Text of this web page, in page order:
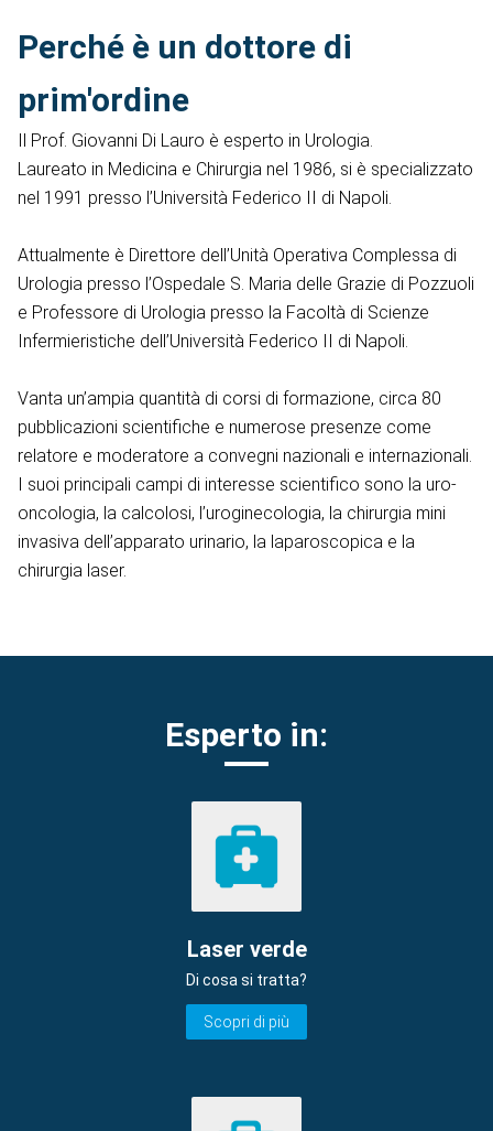
Perché è un dottore di
prim'ordine
Il Prof. Giovanni Di Lauro è esperto in Urologia.
Laureato in Medicina e Chirurgia nel 1986, si è specializzato
nel 1991 presso l’Università Federico II di Napoli.
Attualmente è Direttore dell’Unità Operativa Complessa di
Urologia presso l’Ospedale S. Maria delle Grazie di Pozzuoli
e Professore di Urologia presso la Facoltà di Scienze
Infermieristiche dell’Università Federico II di Napoli.
Vanta un’ampia quantità di corsi di formazione, circa 80
pubblicazioni scientifiche e numerose presenze come
relatore e moderatore a convegni nazionali e internazionali.
I suoi principali campi di interesse scientifico sono la uro-
oncologia, la calcolosi, l’uroginecologia, la chirurgia mini
invasiva dell’apparato urinario, la laparoscopica e la
chirurgia laser.
Esperto in:
Laser verde
Di cosa si tratta?
Scopri di più